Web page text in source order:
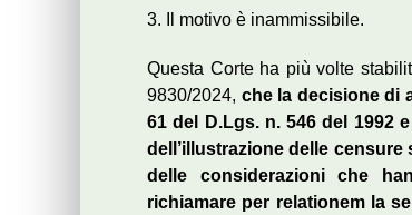
3. Il motivo è inammissibile.
Questa Corte ha più volte
9830/2024, che la decisione di
61 del D.Lgs. n. 546 del 1992
dell’illustrazione delle
delle considerazioni che
richiamare per relationem la